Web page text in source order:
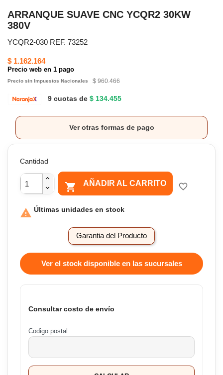
ARRANQUE SUAVE CNC YCQR2 30KW
380V
YCQR2-030 REF. 73252
$ 1.162.164
Precio web en 1 pago
Precio sin Impuestos Nacionales $ 960.466
9 cuotas de $ 134.455
Ver otras formas de pago
Cantidad
 AÑADIR AL CARRITO favorite_border
 Últimas unidades en stock
Garantia del Producto
Ver el stock disponible en las sucursales
Consultar costo de envío
Codigo postal